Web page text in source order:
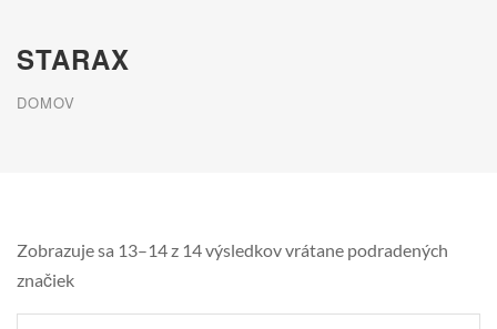
STARAX
DOMOV
Zobrazuje sa 13–14 z 14 výsledkov vrátane podradených
značiek